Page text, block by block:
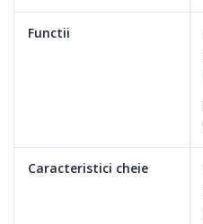
Functii
Caracteristici cheie